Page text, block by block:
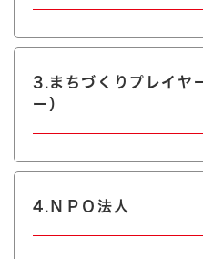
3.まちづくりプレイヤ
ー）
4.ＮＰＯ法人